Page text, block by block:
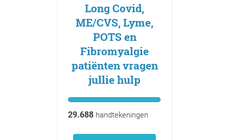
Long Covid,
ME/CVS, Lyme,
POTS en
Fibromyalgie
patiënten vragen
jullie hulp
29.688handtekeningen